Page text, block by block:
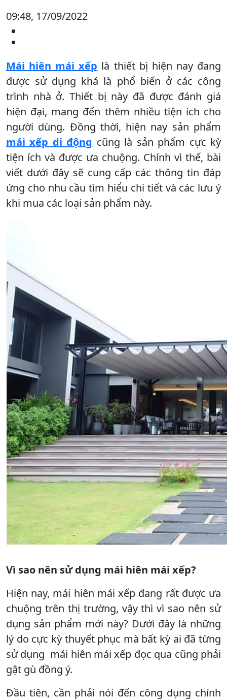
09:48, 17/09/2022
Mái hiên mái xếp là thiết bị hiện nay đang
được sử dụng khá là phổ biến ở các công
trình nhà ở. Thiết bị này đã được đánh giá
hiện đại, mang đến thêm nhiều tiện ích cho
người dùng. Đồng thời, hiện nay sản phẩm
mái xếp di động cũng là sản phẩm cực kỳ
tiện ích và được ưa chuộng. Chính vì thế, bài
viết dưới đây sẽ cung cấp các thông tin đáp
ứng cho nhu cầu tìm hiểu chi tiết và các lưu ý
khi mua các loại sản phẩm này.
Vì sao nên sử dụng mái hiên mái xếp?
Hiện nay, mái hiên mái xếp đang rất được ưa
chuộng trên thị trường, vậy thì vì sao nên sử
dụng sản phẩm mới này? Dưới đây là những
lý do cực kỳ thuyết phục mà bất kỳ ai đã từng
sử dụng mái hiên mái xếp đọc qua cũng phải
gật gù đồng ý.
Đầu tiên, cần phải nói đến công dụng chính